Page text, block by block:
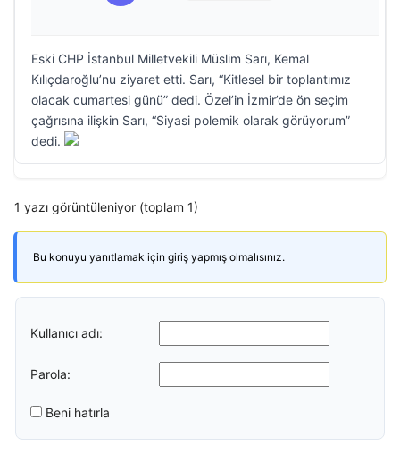
Eski CHP İstanbul Milletvekili Müslim Sarı, Kemal
Kılıçdaroğlu’nu ziyaret etti. Sarı, “Kitlesel bir toplantımız
olacak cumartesi günü” dedi. Özel’in İzmir’de ön seçim
çağrısına ilişkin Sarı, “Siyasi polemik olarak görüyorum”
dedi.
1 yazı görüntüleniyor (toplam 1)
Bu konuyu yanıtlamak için giriş yapmış olmalısınız.
Kullanıcı adı:
Parola:
Beni hatırla